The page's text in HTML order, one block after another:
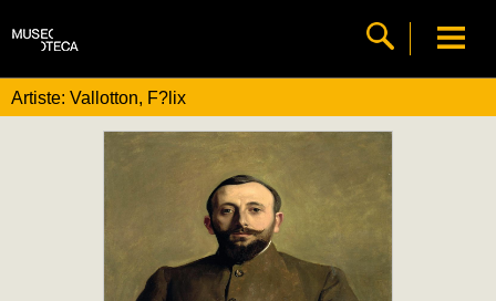
Artiste: Vallotton, F?lix